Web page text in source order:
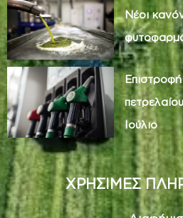
Νέοι
Ιούλιο
ΧΡΗΣΙΜΕΣ